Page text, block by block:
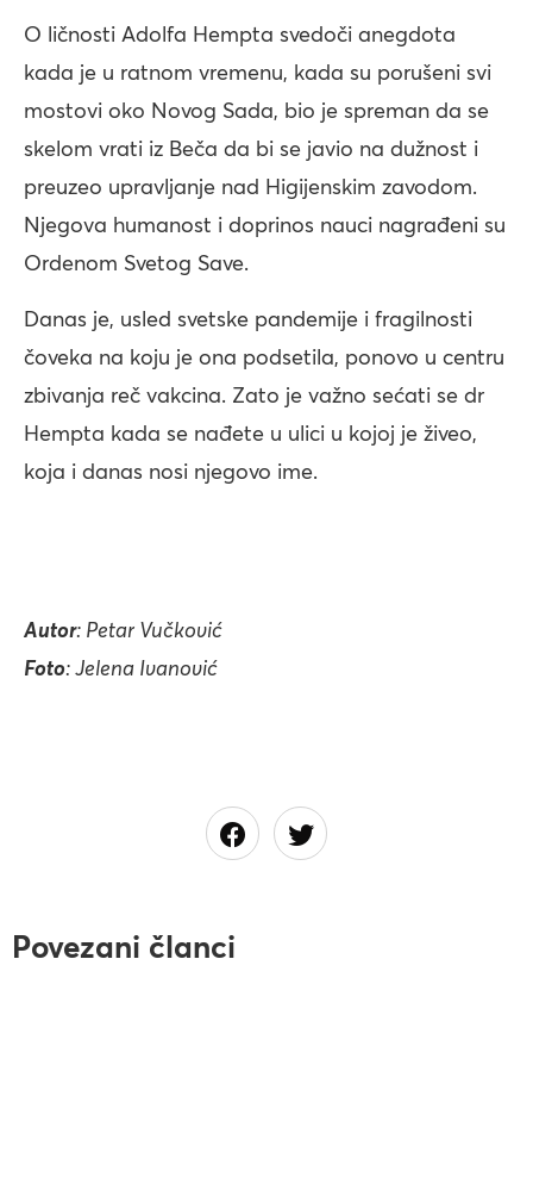
O ličnosti Adolfa Hempta svedoči anegdota
kada je u ratnom vremenu, kada su porušeni svi
mostovi oko Novog Sada, bio je spreman da se
skelom vrati iz Beča da bi se javio na dužnost i
preuzeo upravljanje nad Higijenskim zavodom.
Njegova humanost i doprinos nauci nagrađeni su
Ordenom Svetog Save.
Danas je, usled svetske pandemije i fragilnosti
čoveka na koju je ona podsetila, ponovo u centru
zbivanja reč vakcina. Zato je važno sećati se dr
Hempta kada se nađete u ulici u kojoj je živeo,
koja i danas nosi njegovo ime.
Autor: Petar Vučković
Foto: Jelena Ivanović
Povezani članci